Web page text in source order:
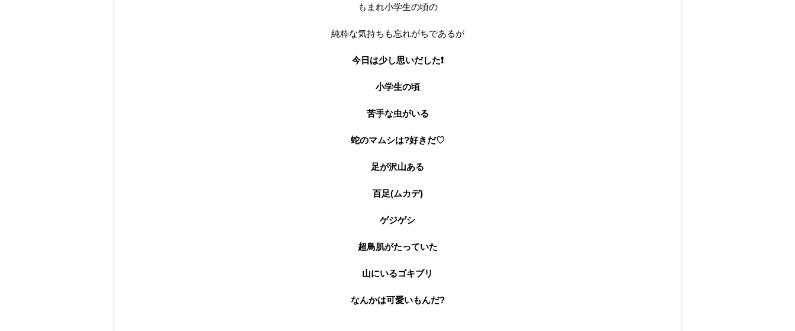
もまれ小学生の頃の
純粋な気持ちも忘れがちであるが
今日は少し思いだした❗
小学生の頃
苦手な虫がいる
蛇のマムシは?好きだ♡
足が沢山ある
百足(ムカデ)
ゲジゲシ
超鳥肌がたっていた
山にいるゴキブリ
なんかは可愛いもんだ?